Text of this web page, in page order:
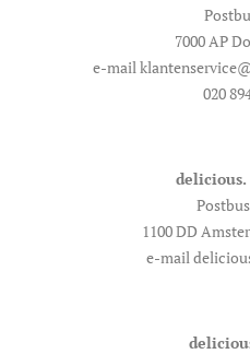
7000 AP
e-mail
020
1100 DD
e-mail